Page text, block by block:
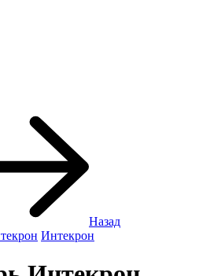
Назад
Интекрон